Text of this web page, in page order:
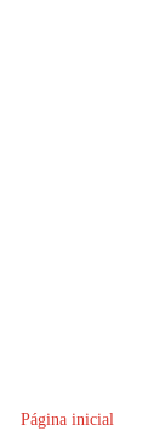
Página inicial